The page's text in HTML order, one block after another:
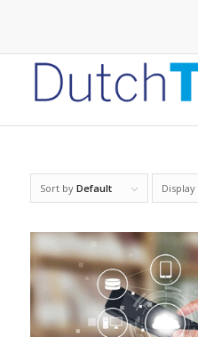
Sort by Default Display